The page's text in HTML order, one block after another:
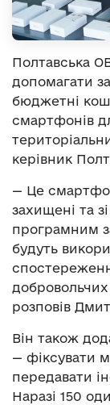
Полтавська
допомагати
бюджетні
смартфонів
керівник
— Це
захищені та
програмним
будуть
розповів
Він також
— фіксувати
передавати
Наразі 150